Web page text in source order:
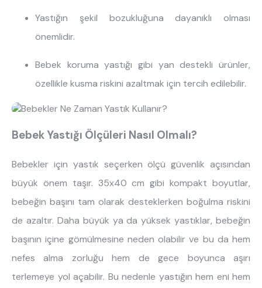
Yastığın şekil bozukluğuna dayanıklı olması
önemlidir.
Bebek koruma yastığı gibi yan destekli ürünler,
özellikle kusma riskini azaltmak için tercih edilebilir.
Bebek Yastığı Ölçüleri Nasıl Olmalı?
Bebekler için yastık seçerken ölçü güvenlik açısından
büyük önem taşır. 35x40 cm gibi kompakt boyutlar,
bebeğin başını tam olarak desteklerken boğulma riskini
de azaltır. Daha büyük ya da yüksek yastıklar, bebeğin
başının içine gömülmesine neden olabilir ve bu da hem
nefes alma zorluğu hem de gece boyunca aşırı
terlemeye yol açabilir. Bu nedenle yastığın hem eni hem